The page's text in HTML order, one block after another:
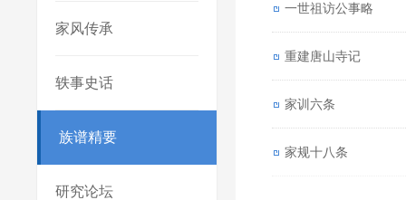
家风传承
轶事史话
族谱精要
研究论坛
一世祖访公事略
重建唐山寺记
家训六条
家规十八条